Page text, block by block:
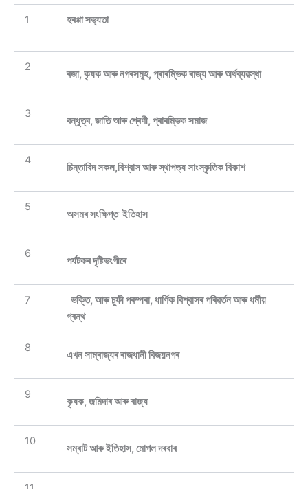
1 হৰপ্পা সভ্যতা
2
ৰজা, কৃষক আৰু নগৰসমূহ, প্ৰাৰম্ভিক ৰাজ্য আৰু অৰ্থব্যৱস্থা
3
বন্ধুত্ব, জাতি আৰু শ্ৰেণী, প্ৰাৰম্ভিক সমাজ
4
চিন্তাবিদ সকল,বিশ্বাস আৰু স্থাপত্য সাংস্কৃতিক বিকাশ
5
অসমৰ সংক্ষিপ্ত ইতিহাস
6
পৰ্যটকৰ দৃষ্টিভংগীৰে
7
ভক্তি, আৰু চুফী পৰম্পৰা, ধাৰ্ণিক বিশ্বাসৰ পৰিৱৰ্তন আৰু ধৰ্মীয়
গ্ৰন্থ
8
এখন সাম্ৰাজ্যৰ ৰাজধানী বিজয়নগৰ
9
কৃষক, জমিদাৰ আৰু ৰাজ্য
10
সম্ৰাট আৰু ইতিহাস, মোগল দৰবাৰ